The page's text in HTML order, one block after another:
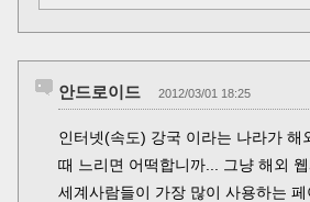
안드로이드 2012/03/01 18:25
인터넷(속도) 강국 이라는 나라가 해
때 느리면 어떡합니까... 그냥 해외
세계사람들이 가장 많이 사용하는 페